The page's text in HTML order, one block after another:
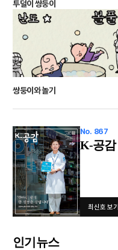
투덜이 쌍둥이
쌍둥이와 놀기
No. 867
K-공감
최신호 보기
인기뉴스